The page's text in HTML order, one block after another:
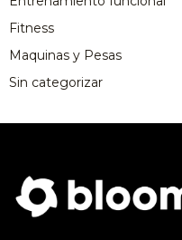
Fitness
Maquinas y Pesas
Sin categorizar